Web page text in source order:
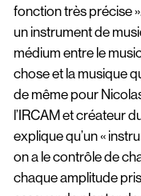
fonction très précise
un instrument de
médium entre le
chose et la musique
de même pour
l’IRCAM et créateur
explique qu’un «
on a le contrôle de
chaque amplitude